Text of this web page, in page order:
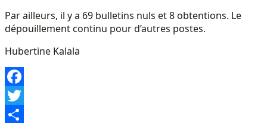
Par ailleurs, il y a 69 bulletins nuls et 8 obtentions. Le
dépouillement continu pour d’autres postes.
Hubertine Kalala
Facebook
Twitter